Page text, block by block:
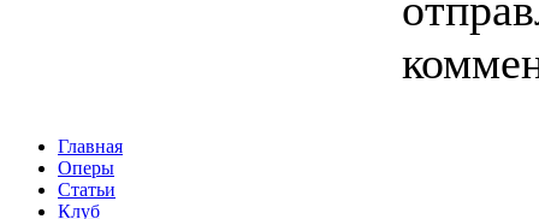
Главная
Оперы
Статьи
Клуб